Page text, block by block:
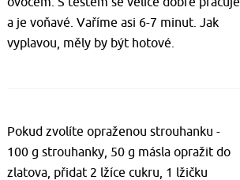
a je voňavé. Vaříme asi 6-7 minut. Jak
vyplavou, měly by být hotové.
Pokud zvolíte opraženou strouhanku -
100 g strouhanky, 50 g másla opražit do
zlatova, přidat 2 lžíce cukru, 1 lžičku